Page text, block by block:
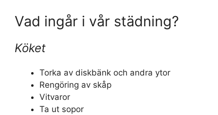
Vad ingår i vår städning?
Köket
Torka av diskbänk och andra ytor
Rengöring av skåp
Vitvaror
Ta ut sopor